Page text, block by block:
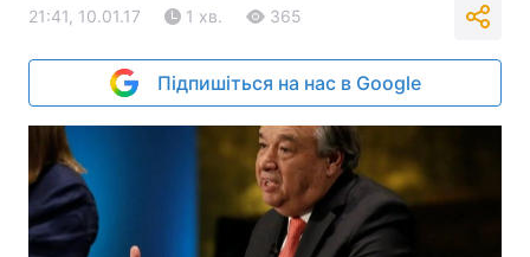
21:41, 10.01.17 1 хв. 365
Підпишіться на нас в Google